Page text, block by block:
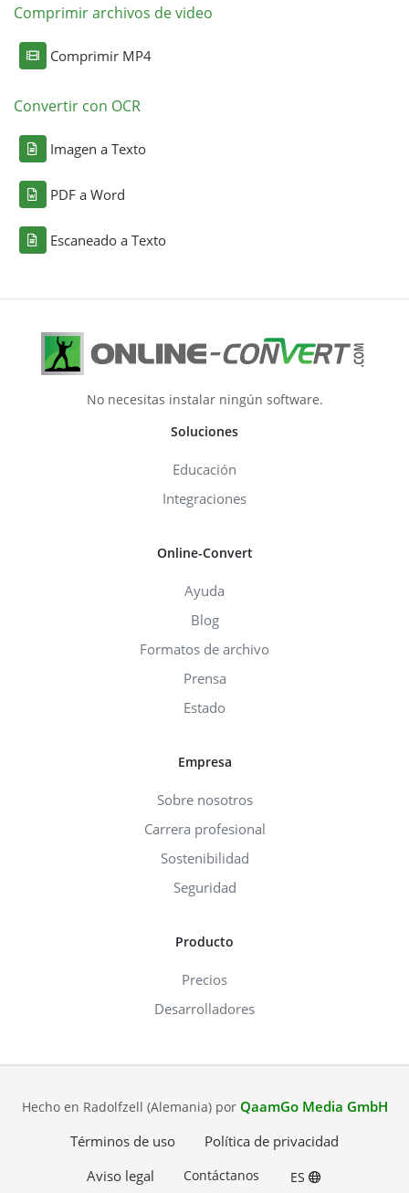
Comprimir archivos de video
Comprimir MP4
Convertir con OCR
Imagen a Texto
PDF a Word
Escaneado a Texto
No necesitas instalar ningún software.
Soluciones
Educación
Integraciones
Online-Convert
Ayuda
Blog
Formatos de archivo
Prensa
Estado
Empresa
Sobre nosotros
Carrera profesional
Sostenibilidad
Seguridad
Producto
Precios
Desarrolladores
Hecho en Radolfzell (Alemania) por QaamGo Media GmbH
Términos de uso
Política de privacidad
Aviso legal
Contáctanos ES